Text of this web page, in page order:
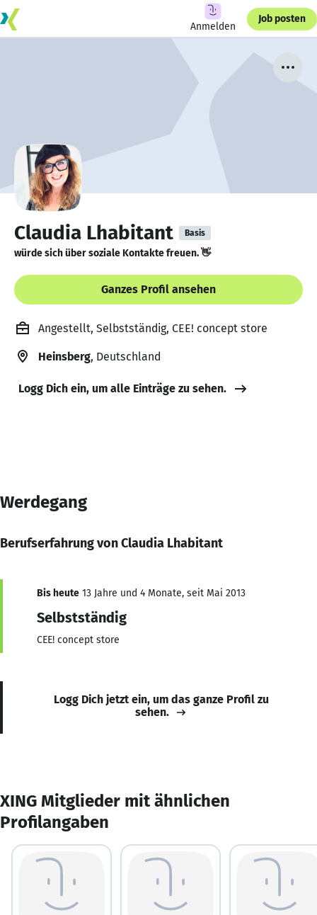
Anmelden
Job posten
Claudia Lhabitant Basis
würde sich über soziale Kontakte freuen. 👋
Ganzes Profil ansehen
Angestellt, Selbstständig, CEE! concept store
Heinsberg, Deutschland
Logg Dich ein, um alle Einträge zu sehen.
Werdegang
Berufserfahrung von Claudia Lhabitant
Bis heute 13 Jahre und 4 Monate, seit Mai 2013
Selbstständig
CEE! concept store
Logg Dich jetzt ein, um das ganze Profil zu
sehen.
XING Mitglieder mit ähnlichen
Profilangaben